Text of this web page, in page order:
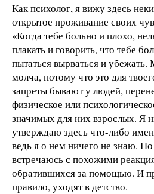
Как психолог, я вижу здесь
открытое проживание своих
«Когда тебе больно и плохо,
плакать и говорить, что тебе
пытаться вырваться и
молча, потому что это для
запреты бывают у людей,
физическое или
значимых для них взрослых. Я
утверждаю здесь что-либо
ведь я о нем ничего не знаю.
встречаюсь с похожими
обратившихся за помощью. И
правило, уходят в детство.